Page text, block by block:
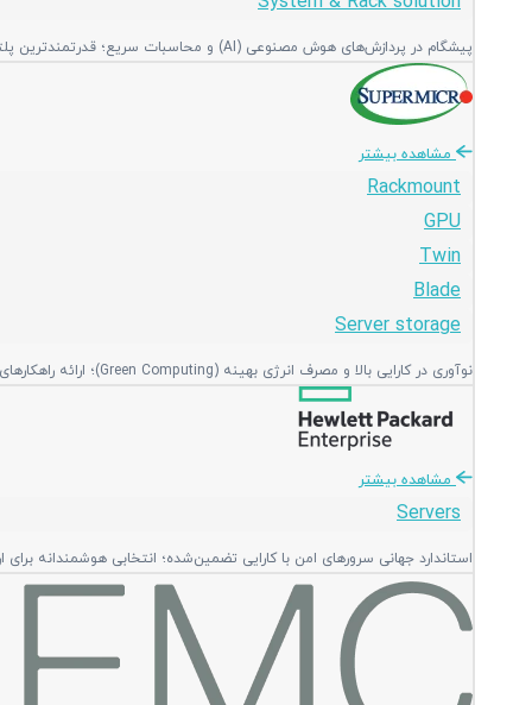
پیشگام در پردازش‌های هوش مصنوعی (AI) و محاسبات سریع؛ قدرتمندترین پلتفرم‌های گرافیکی و پردازشی جهان برای دیتاسنترهای مدرن و پیشرفته.
مشاهده بیشتر
Rackmount
GPU
Twin
Blade
Server storage
نوآوری در کارایی بالا و مصرف انرژی بهینه (Green Computing)؛ ارائه راهکارهای منعطف و ماژولار با بالاترین تراکم پردازشی در فضای رک.
مشاهده بیشتر
Servers
استاندارد جهانی سرورهای امن با کارایی تضمین‌شده؛ انتخابی هوشمندانه